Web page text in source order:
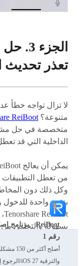
تعذر تحديث
لا تزال تواجه خطأ
متنوعة؟ ReiBoot
الداخلية التي قد
من تعطل التطبيقات
وكل ذلك دون
بنقرة واحدة للدخول
بسهولة والتخلص
بشكل صحيح.
رقم 1
والترقية iOS 27/الرجوع إلى إصدار أقدم بأمان